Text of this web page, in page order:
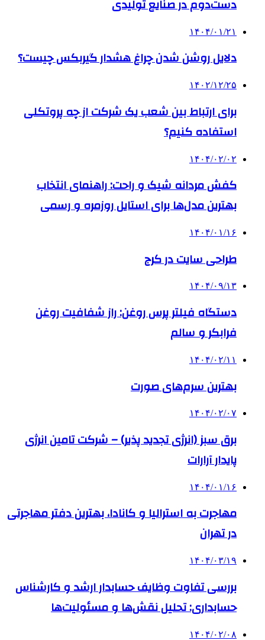
دست‌دوم در صنایع تولیدی
۱۴۰۴/۰۱/۲۱
دلایل روشن شدن چراغ هشدار گیربکس چیست؟
۱۴۰۲/۱۲/۲۵
برای ارتباط بین شعب یک شرکت از چه پروتکلی
استفاده کنیم؟
۱۴۰۴/۰۲/۰۲
کفش مردانه شیک و راحت: راهنمای انتخاب
بهترین مدل‌ها برای استایل روزمره و رسمی
۱۴۰۴/۰۱/۱۶
طراحی سایت در کرج
۱۴۰۴/۰۹/۱۳
دستگاه فیلتر پرس روغن: راز شفافیت روغن
فرابکر و سالم
۱۴۰۴/۰۲/۱۱
بهترین سرم‌های صورت
۱۴۰۴/۰۲/۰۷
برق سبز (انرژی تجدید پذیر) – شرکت تامین انرژی
پایدار آرارات
۱۴۰۴/۰۱/۱۶
مهاجرت به استرالیا و کانادا، بهترین دفتر مهاجرتی
در تهران
۱۴۰۴/۰۳/۱۹
بررسی تفاوت وظایف حسابدار ارشد و کارشناس
حسابداری: تحلیل نقش‌ها و مسئولیت‌ها
۱۴۰۴/۰۲/۰۸